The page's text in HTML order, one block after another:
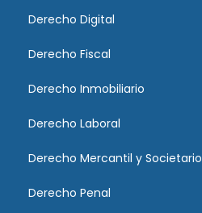
Derecho Digital
Derecho Fiscal
Derecho Inmobiliario
Derecho Laboral
Derecho Mercantil y Societario
Derecho Penal